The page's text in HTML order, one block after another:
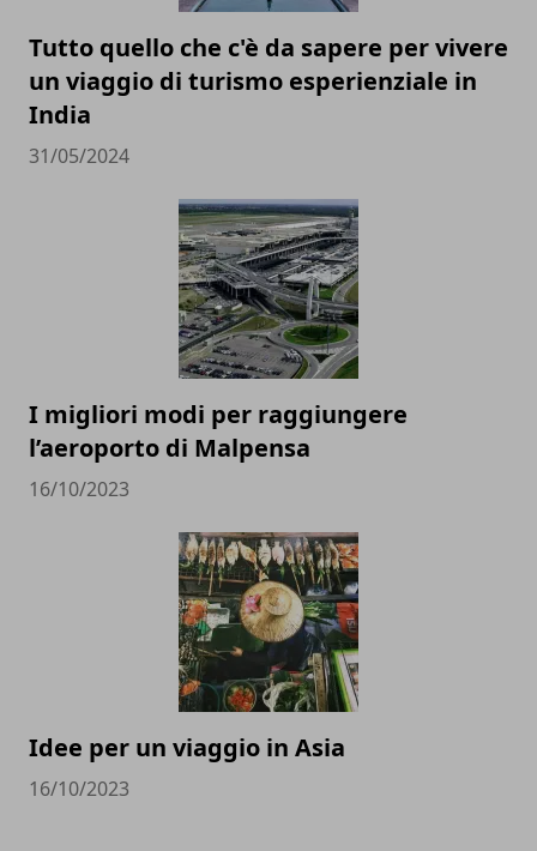
Tutto quello che c'è da sapere per vivere
un viaggio di turismo esperienziale in
India
31/05/2024
I migliori modi per raggiungere
l’aeroporto di Malpensa
16/10/2023
Idee per un viaggio in Asia
16/10/2023